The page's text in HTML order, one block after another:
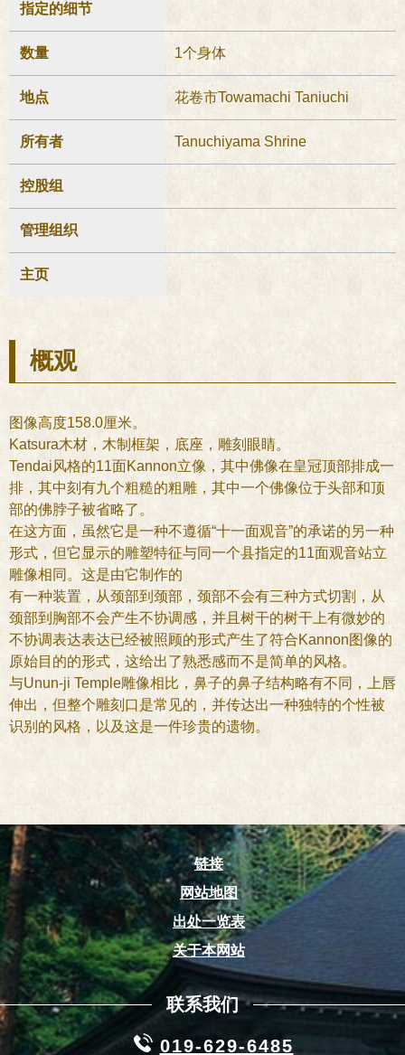
指定的细节
数量 1个身体
地点 花卷市Towamachi Taniuchi
所有者 Tanuchiyama Shrine
控股组
管理组织
主页
概观
图像高度158.0厘米。
Katsura木材，木制框架，底座，雕刻眼睛。
Tendai风格的11面Kannon立像，其中佛像在皇冠顶部排成一
排，其中刻有九个粗糙的粗雕，其中一个佛像位于头部和顶
部的佛脖子被省略了。
在这方面，虽然它是一种不遵循“十一面观音”的承诺的另一种
形式，但它显示的雕塑特征与同一个县指定的11面观音站立
雕像相同。这是由它制作的
有一种装置，从颈部到颈部，颈部不会有三种方式切割，从
颈部到胸部不会产生不协调感，并且树干的树干上有微妙的
不协调表达表达已经被照顾的形式产生了符合Kannon图像的
原始目的的形式，这给出了熟悉感而不是简单的风格。
与Unun-ji Temple雕像相比，鼻子的鼻子结构略有不同，上唇
伸出，但整个雕刻口是常见的，并传达出一种独特的个性被
识别的风格，以及这是一件珍贵的遗物。
链接
网站地图
出处一览表
关于本网站
联系我们
019-629-6485